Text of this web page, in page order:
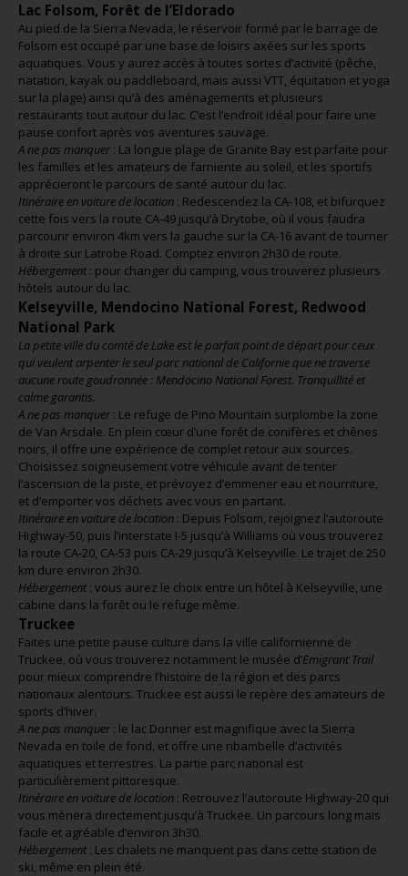
Lac Folsom, Forêt de l’Eldorado
Au pied de la Sierra Nevada, le réservoir formé par le barrage de
Folsom est occupé par une base de loisirs axées sur les sports
aquatiques. Vous y aurez accès à toutes sortes d’activité (pêche,
natation, kayak ou paddleboard, mais aussi VTT, équitation et yoga
sur la plage) ainsi qu’à des aménagements et plusieurs
restaurants tout autour du lac. C’est l’endroit idéal pour faire une
pause confort après vos aventures sauvage.
A ne pas manquer : La longue plage de Granite Bay est parfaite pour
les familles et les amateurs de farniente au soleil, et les sportifs
apprécieront le parcours de santé autour du lac.
Itinéraire en voiture de location : Redescendez la CA-108, et bifurquez
cette fois vers la route CA-49 jusqu’à Drytobe, où il vous faudra
parcourir environ 4km vers la gauche sur la CA-16 avant de tourner
à droite sur Latrobe Road. Comptez environ 2h30 de route.
Hébergement: pour changer du camping, vous trouverez plusieurs
hôtels autour du lac.
Kelseyville, Mendocino National Forest, Redwood
National Park
La petite ville du comté de Lake est le parfait point de départ pour ceux
qui veulent arpenter le seul parc national de Californie que ne traverse
aucune route goudronnée : Mendocino National Forest. Tranquillité et
calme garantis.
A ne pas manquer : Le refuge de Pino Mountain surplombe la zone
de Van Arsdale. En plein cœur d’une forêt de conifères et chênes
noirs, il offre une expérience de complet retour aux sources.
Choisissez soigneusement votre véhicule avant de tenter
l’ascension de la piste, et prévoyez d’emmener eau et nourriture,
et d’emporter vos déchets avec vous en partant.
Itinéraire en voiture de location : Depuis Folsom, rejoignez l’autoroute
Highway-50, puis l’interstate I-5 jusqu’à Williams où vous trouverez
la route CA-20, CA-53 puis CA-29 jusqu’à Kelseyville. Le trajet de 250
km dure environ 2h30.
Hébergement: vous aurez le choix entre un hôtel à Kelseyville, une
cabine dans la forêt ou le refuge même.
Truckee
Faites une petite pause culture dans la ville californienne de
Truckee, où vous trouverez notamment le musée d’Emigrant Trail
pour mieux comprendre l’histoire de la région et des parcs
nationaux alentours. Truckee est aussi le repère des amateurs de
sports d’hiver.
A ne pas manquer : le lac Donner est magnifique avec la Sierra
Nevada en toile de fond, et offre une ribambelle d’activités
aquatiques et terrestres. La partie parc national est
particulièrement pittoresque.
Itinéraire en voiture de location : Retrouvez l’autoroute Highway-20 qui
vous mènera directement jusqu’à Truckee. Un parcours long mais
facile et agréable d’environ 3h30.
Hébergement: Les chalets ne manquent pas dans cette station de
ski, même en plein été.